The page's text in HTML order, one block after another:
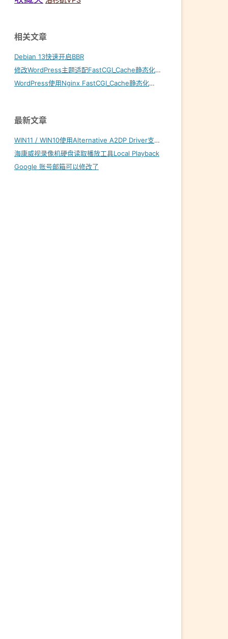
相关文章
Debian 13快速开启BBR
修改WordPress主题适配FastCGI_Cache静态化缓存
WordPress使用Nginx FastCGI_Cache静态化缓存加速
最新文章
WIN11 / WIN10使用Alternative A2DP Driver支持LDAC
海康威视录像机硬盘读取播放工具Local Playback
Google 账号邮箱可以修改了